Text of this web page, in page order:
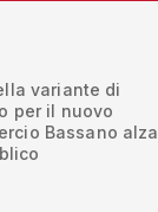
variante di
per il nuovo
Bassano alza